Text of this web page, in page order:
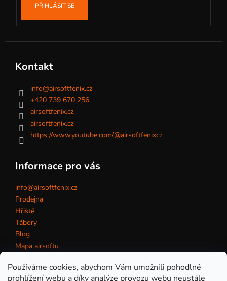
Používáme cookies, abychom Vám umožnili pohodlné
prohlížení webu a díky analýze provozu webu neustále
PŘIHLÁSIT SE
Kontakt
info@airsoftfenix.cz
+420 739 670 256
airsoftfenix.cz
airsoftfenix.cz
https://www.youtube.com/@airsoftfenixcz
Informace pro vás
info@airsoftfenix.cz
Prodejna
Hřiště
Tábory
Blog
Mapa airsoftu